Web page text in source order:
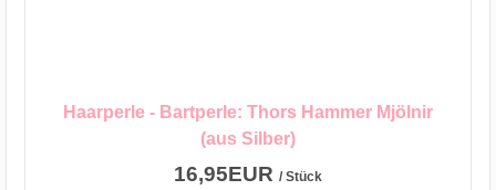
Haarperle - Bartperle: Thors Hammer Mjölnir
(aus Silber)
16,95EUR / Stück